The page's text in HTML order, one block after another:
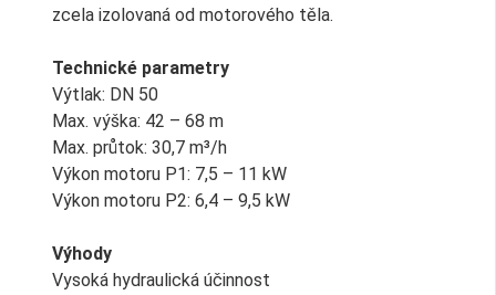
zcela izolovaná od motorového těla.
Technické parametry
Výtlak: DN 50
Max. výška: 42 – 68 m
Max. průtok: 30,7 m³/h
Výkon motoru P1: 7,5 – 11 kW
Výkon motoru P2: 6,4 – 9,5 kW
Výhody
Vysoká hydraulická účinnost